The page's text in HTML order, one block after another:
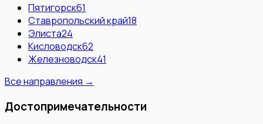
Пятигорск61
Ставропольский край18
Элиста24
Кисловодск62
Железноводск41
Все направления →
Достопримечательности